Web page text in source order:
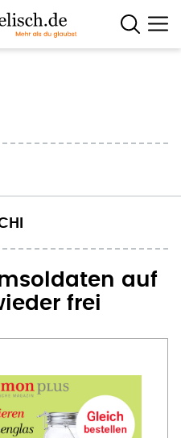
auf
frei